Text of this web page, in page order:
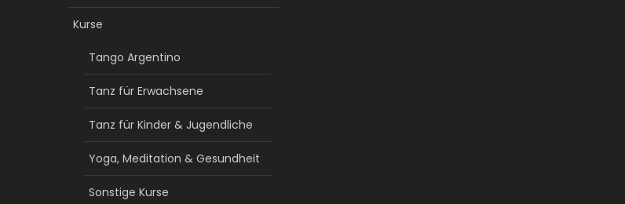
Kurse
Tango Argentino
Tanz für Erwachsene
Tanz für Kinder & Jugendliche
Yoga, Meditation & Gesundheit
Sonstige Kurse